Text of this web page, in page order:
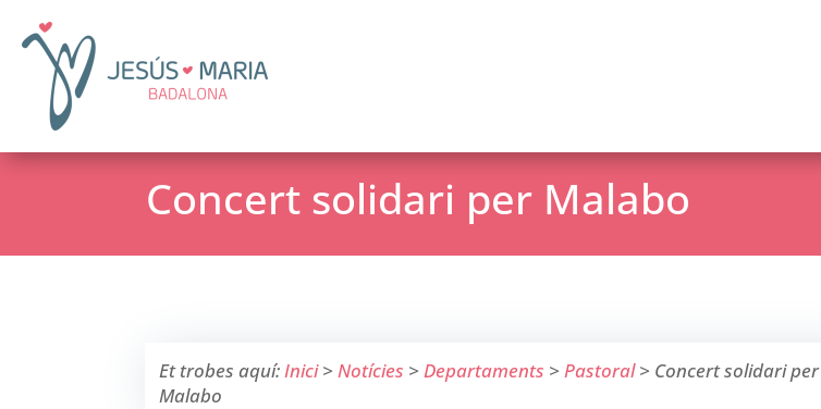
Concert solidari per Malabo
Et trobes aquí:Inici>Notícies >Departaments >Pastoral> Concert solidari per
Malabo